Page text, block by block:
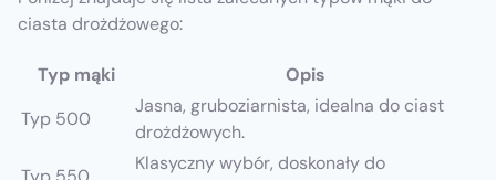
ciasta drożdżowego:
Typ mąki
Opis
Typ 500
Jasna, gruboziarnista, idealna do ciast
drożdżowych.
Klasyczny wybór, doskonały do